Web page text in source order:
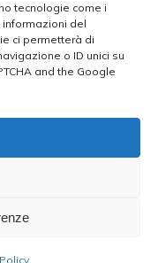
tecnologie come i
del
ci permetterà di
o ID unici su
and the Google
phone
©